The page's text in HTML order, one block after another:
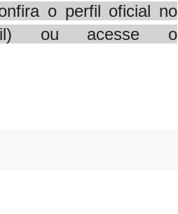
o perfil oficial no
ou acesse o